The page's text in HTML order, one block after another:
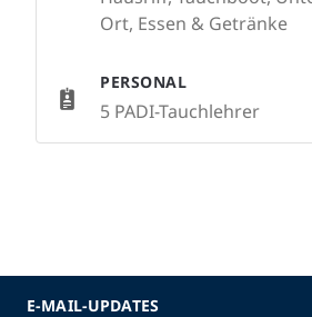
Ort, Essen & Getränke
PERSONAL
5 PADI-Tauchlehrer
E-MAIL-UPDATES